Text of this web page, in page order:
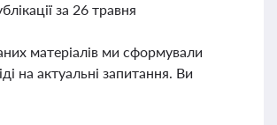
за 26 травня
матеріалів ми сформували
на актуальні запитання. Ви